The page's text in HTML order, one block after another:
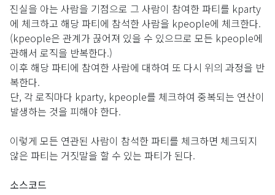
진실을 아는 사람을 기점으로 그 사람이 참여한 파티를 kparty
에 체크하고 해당 파티에 참석한 사람을 kpeople에 체크한다.
(kpeople은 관계가 끊어져 있을 수 있으므로 모든 kpeople에
관해서 로직을 반복한다.)
이후 해당 파티에 참여한 사람에 대하여 또 다시 위의 과정을 반
복한다.
단, 각 로직마다 kparty, kpeople를 체크하여 중복되는 연산이
발생하는 것을 피해야 한다.
이렇게 모든 연관된 사람이 참석한 파티를 체크하면 체크되지
않은 파티는 거짓말을 할 수 있는 파티가 된다.
소스코드